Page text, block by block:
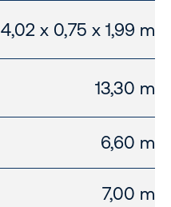
4,02 x 0,75 x 1,99 m
13,30 m
6,60 m
7,00 m